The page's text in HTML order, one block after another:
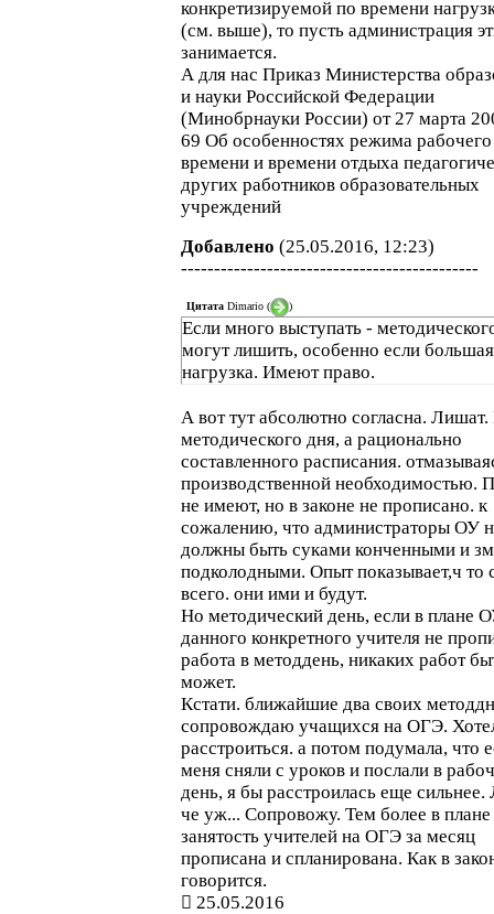
конкретизируемой по времени
(см. выше), то пусть администрация
занимается.
А для нас Приказ Министерства
и науки Российской Федерации
(Минобрнауки России) от 27 марта
69 Об особенностях режима рабочего
времени и времени отдыха
других работников образовательных
учреждений
Добавлено (25.05.2016, 12:23)
---------------------------------------------
Цитата Dimario ( )
Если много выступать -
могут лишить, особенно если большая
нагрузка. Имеют право.
А вот тут абсолютно согласна.
методического дня, а рационально
составленного расписания.
производственной необходимостью.
не имеют, но в законе не прописано. к
сожалению, что администраторы ОУ
должны быть суками конченными и
подколодными. Опыт показывает,ч то
всего. они ими и будут.
Но методический день, если в плане
данного конкретного учителя не
работа в методдень, никаких работ
может.
Кстати. ближайшие два своих
сопровождаю учащихся на ОГЭ.
расстроиться. а потом подумала, что
меня сняли с уроков и послали в
день, я бы расстроилась еще сильнее.
че уж... Сопровожу. Тем более в плане
занятость учителей на ОГЭ за месяц
прописана и спланирована. Как в
говорится.
25.05.2016